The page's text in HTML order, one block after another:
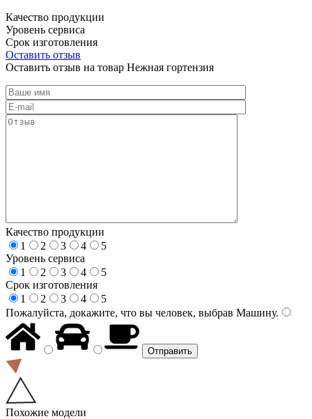
Качество продукции
Уровень сервиса
Срок изготовления
Оставить отзыв
Оставить отзыв на товар Нежная гортензия
Качество продукции
1
2 3 4
5
Уровень сервиса
1
2 3 4
5
Срок изготовления
1
2 3 4
5
Пожалуйста, докажите, что вы человек, выбрав Машину.
Похожие модели